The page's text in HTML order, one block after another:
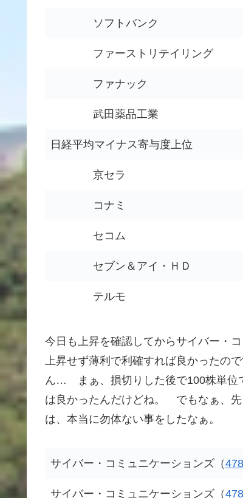
ソフトバンク
ファーストリテイリング
ファナック
武田薬品工業
日経平均マイナス寄与度上位
京セラ
コナミ
セコム
セブン＆アイ・ＨＤ
テルモ
今日も上昇を確認してからサイバー・
上昇せず薄利で利確すれば良かった
ん… まぁ、損切りした後で100株単位
は良かったんだけどね。 でもなぁ、
は、本当に勿体ない事をしたなぁ。
サイバー・コミュニケーションズ（
サイバー・コミュニケーションズ（